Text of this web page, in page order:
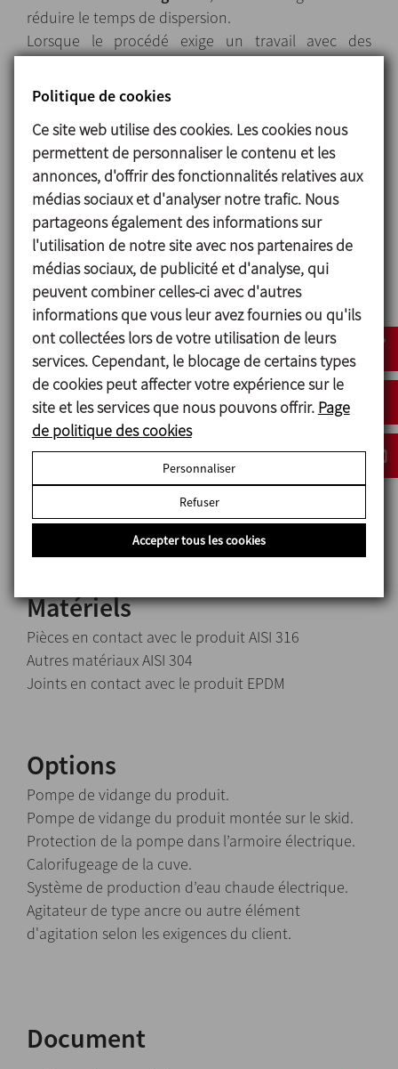
réduire le temps de dispersion.
Lorsque le procédé exige un travail avec des
chaude peut être un facteur important car cela
permet à la viscosité d'être sensiblement
augmentée. Pour un tel cas, les options disponibles
incluent une chemise chauffante et le
remplacement du type dent de scie par un autre
élément d'agitation approprié tel qu'une ancre.
Conception et
caractéristiques
Corps vertical en acier inox AISI 316.
Agitateur vertical avec hélice dent de scie.
Mélangeur à haut cisaillement à fond de réservoir.
Sonde de surveillance de niveau maximum et
minimum.
Trou d'homme pour ajout de poudre et inspection.
Boules de lavage (CIP).
Vanne papillon de vidange manuelle.
Tableau de commande électrique.
Matériels
Pièces en contact avec le produit AISI 316
Autres matériaux AISI 304
Joints en contact avec le produit EPDM
Options
Pompe de vidange du produit.
Pompe de vidange du produit montée sur le skid.
Protection de la pompe dans l’armoire électrique.
Calorifugeage de la cuve.
Système de production d’eau chaude électrique.
Agitateur de type ancre ou autre élément
d'agitation selon les exigences du client.
Document
Politique de cookies
Ce site web utilise des cookies. Les cookies nous
permettent de personnaliser le contenu et les
annonces, d'offrir des fonctionnalités relatives aux
médias sociaux et d'analyser notre trafic. Nous
partageons également des informations sur
l'utilisation de notre site avec nos partenaires de
médias sociaux, de publicité et d'analyse, qui
peuvent combiner celles-ci avec d'autres
informations que vous leur avez fournies ou qu'ils
ont collectées lors de votre utilisation de leurs
services. Cependant, le blocage de certains types
de cookies peut affecter votre expérience sur le
site et les services que nous pouvons offrir. Page
de politique des cookies
Personnaliser
Refuser
Accepter tous les cookies